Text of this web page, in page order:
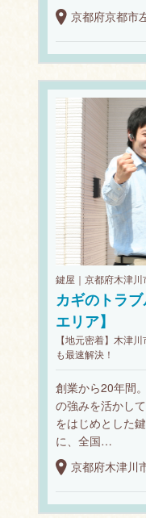
京都府京都市
鍵屋｜京都府木津川
カギのトラ
エリア】
【地元密着】木津
も最速解決！
創業から20年間
の強みを活かし
をはじめとした
に、全国…
京都府木津川